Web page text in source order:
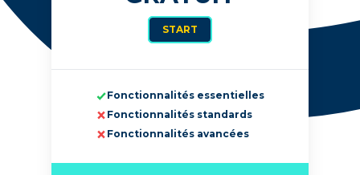
START
Fonctionnalités essentielles
Fonctionnalités standards
Fonctionnalités avancées